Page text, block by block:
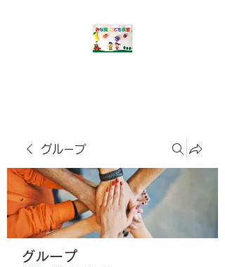
グループ
グループ